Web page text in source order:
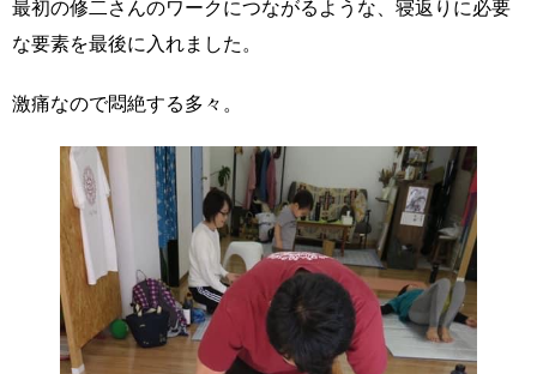
最初の修二さんのワークにつながるような、寝返りに必要
な要素を最後に入れました。
激痛なので悶絶する多々。